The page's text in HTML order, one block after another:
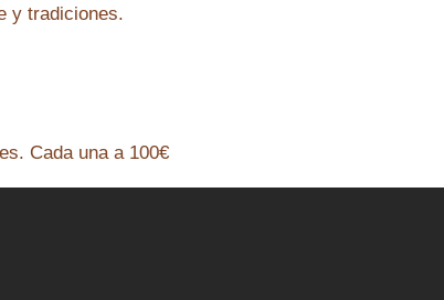
y tradiciones.
Cada una a 100€